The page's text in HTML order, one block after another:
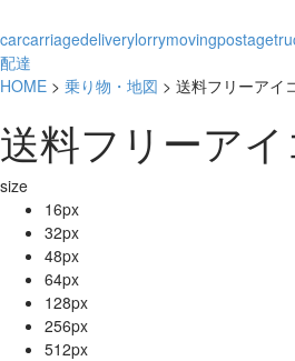
carcarriagedeliverylorrymovingpostage
配達
HOME > 乗り物・地図 > 送料フリーアイ
送料フリーアイ
size
16px
32px
48px
64px
128px
256px
512px